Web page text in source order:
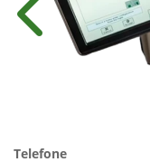
Anterior
Telefone